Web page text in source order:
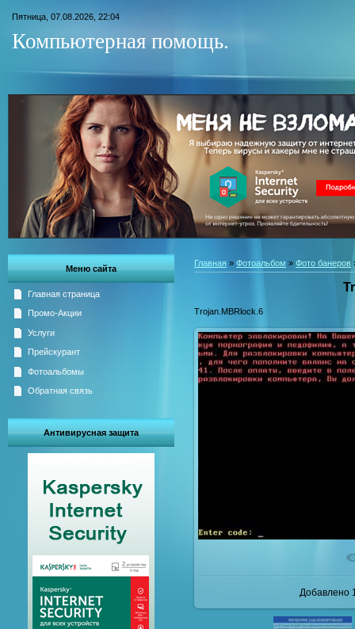
Пятница, 07.08.2026, 22:04
Компьютерная помощь.
Меню сайта
Главная страница
Промо-Акции
Услуги
Прейскурант
Фотоальбомы
Обратная связь
Антивирусная защита
Главная » Фотоальбом » Фото банеров
Trojan.MBRlock.6
В
Добавлено